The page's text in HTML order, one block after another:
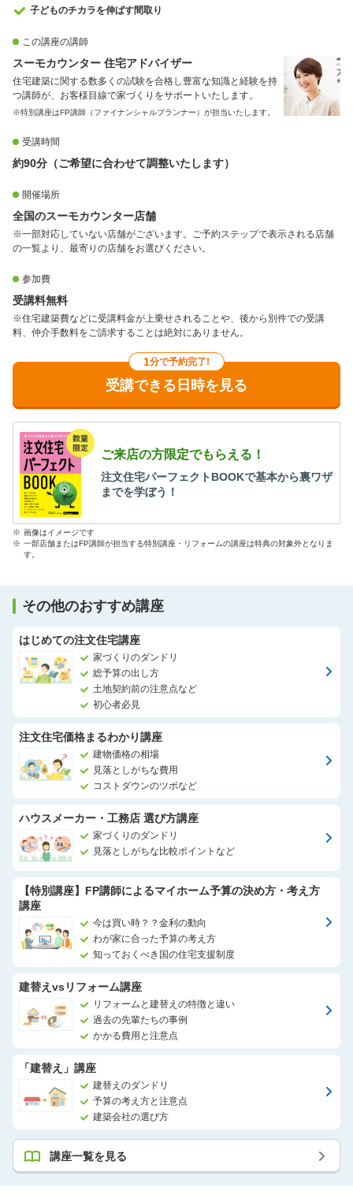
子どものチカラを伸ばす間取り
この講座の講師
スーモカウンター 住宅アドバイザー
住宅建築に関する数多くの試験を合格し豊富な知識と経験を持
つ講師が、お客様目線で家づくりをサポートいたします。
※特別講座はFP講師（ファイナンシャルプランナー）が担当いたします。
受講時間
約90分（ご希望に合わせて調整いたします）
開催場所
全国のスーモカウンター店舗
※一部対応していない店舗がございます。ご予約ステップで表示される店舗
の一覧より、最寄りの店舗をお選びください。
参加費
受講料無料
※住宅建築費などに受講料金が上乗せされることや、後から別件での受講
料、仲介手数料をご請求することは絶対にありません。
1分で予約完了!
受講できる日時を見る
ご来店の方限定でもらえる！
注文住宅パーフェクトBOOKで基本から裏ワザ
までを学ぼう！
※ 画像はイメージです
※ 一部店舗またはFP講師が担当する特別講座・リフォームの講座は特典の対象外となりま
す。
その他のおすすめ講座
はじめての注文住宅講座
家づくりのダンドリ
総予算の出し方
土地契約前の注意点など
初心者必見
注文住宅価格まるわかり講座
建物価格の相場
見落としがちな費用
コストダウンのツボなど
ハウスメーカー・工務店 選び方講座
家づくりのダンドリ
見落としがちな比較ポイントなど
【特別講座】FP講師によるマイホーム予算の決め方・考え方
講座
今は買い時？？金利の動向
わが家に合った予算の考え方
知っておくべき国の住宅支援制度
建替えvsリフォーム講座
リフォームと建替えの特徴と違い
過去の先輩たちの事例
かかる費用と注意点
「建替え」講座
建替えのダンドリ
予算の考え方と注意点
建築会社の選び方
講座一覧を見る